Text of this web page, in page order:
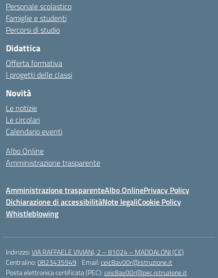
Personale scolastico
Famiglie e studenti
Percorsi di studio
Didattica
Offerta formativa
I progetti delle classi
Novità
Le notizie
Le circolari
Calendario eventi
Albo Online
Amministrazione trasparente
Amministrazione trasparenteAlbo OnlinePrivacy Policy
Dichiarazione di accessibilitàNote legaliCookie Policy
Whistleblowing
Indirizzo:VIA RAFFAELE VIVIANI, 2 – 81024 – MADDALONI (CE)
Centralino:0823435949 Email:ceic8av00r@istruzione.it
Posta elettronica certificata (PEC):ceic8av00r@pec.istruzione.it